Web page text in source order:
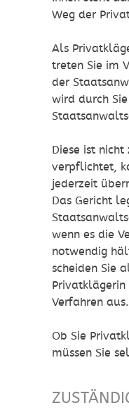
Weg der
Als
treten Sie im
der
wird durch
Diese ist
verpflichtet,
jederzeit
Das Gericht
wenn es die
notwendig
scheiden Sie
Verfahren aus.
Ob Sie
müssen Sie